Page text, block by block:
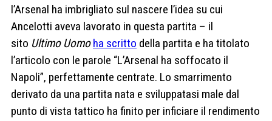
l’Arsenal ha imbrigliato sul nascere l’idea su cui
Ancelotti aveva lavorato in questa partita – il
sito Ultimo Uomoha scritto della partita e ha titolato
l’articolo con le parole “L’Arsenal ha soffocato il
Napoli”, perfettamente centrate. Lo smarrimento
derivato da una partita nata e sviluppatasi male dal
punto di vista tattico ha finito per inficiare il rendimento